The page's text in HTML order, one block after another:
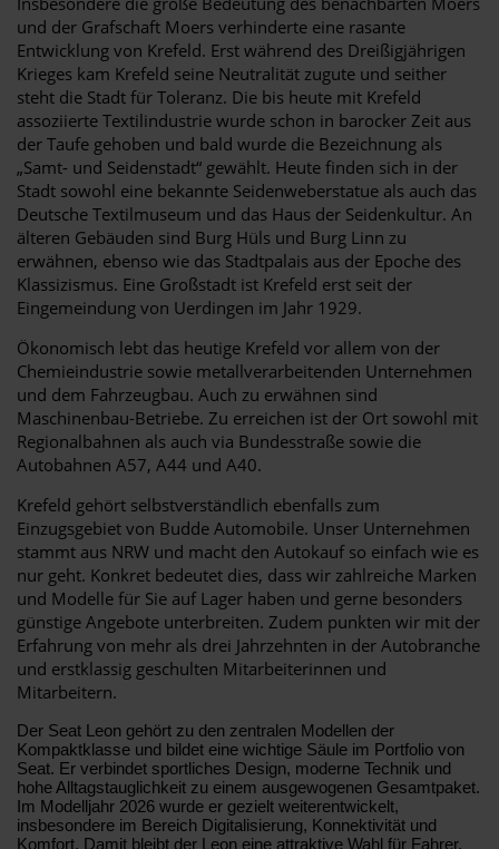
und der Grafschaft Moers verhinderte eine rasante
Entwicklung von Krefeld. Erst während des Dreißigjährigen
Krieges kam Krefeld seine Neutralität zugute und seither
steht die Stadt für Toleranz. Die bis heute mit Krefeld
assoziierte Textilindustrie wurde schon in barocker Zeit aus
der Taufe gehoben und bald wurde die Bezeichnung als
„Samt- und Seidenstadt“ gewählt. Heute finden sich in der
Stadt sowohl eine bekannte Seidenweberstatue als auch das
Deutsche Textilmuseum und das Haus der Seidenkultur. An
älteren Gebäuden sind Burg Hüls und Burg Linn zu
erwähnen, ebenso wie das Stadtpalais aus der Epoche des
Klassizismus. Eine Großstadt ist Krefeld erst seit der
Eingemeindung von Uerdingen im Jahr 1929.
Ökonomisch lebt das heutige Krefeld vor allem von der
Chemieindustrie sowie metallverarbeitenden Unternehmen
und dem Fahrzeugbau. Auch zu erwähnen sind
Maschinenbau-Betriebe. Zu erreichen ist der Ort sowohl mit
Regionalbahnen als auch via Bundesstraße sowie die
Autobahnen A57, A44 und A40.
Krefeld gehört selbstverständlich ebenfalls zum
Einzugsgebiet von Budde Automobile. Unser Unternehmen
stammt aus NRW und macht den Autokauf so einfach wie es
nur geht. Konkret bedeutet dies, dass wir zahlreiche Marken
und Modelle für Sie auf Lager haben und gerne besonders
günstige Angebote unterbreiten. Zudem punkten wir mit der
Erfahrung von mehr als drei Jahrzehnten in der Autobranche
und erstklassig geschulten Mitarbeiterinnen und
Mitarbeitern.
Der Seat Leon gehört zu den zentralen Modellen der
Kompaktklasse und bildet eine wichtige Säule im Portfolio von
Seat. Er verbindet sportliches Design, moderne Technik und
hohe Alltagstauglichkeit zu einem ausgewogenen Gesamtpaket.
Im Modelljahr 2026 wurde er gezielt weiterentwickelt,
insbesondere im Bereich Digitalisierung, Konnektivität und
Komfort. Damit bleibt der Leon eine attraktive Wahl für Fahrer,